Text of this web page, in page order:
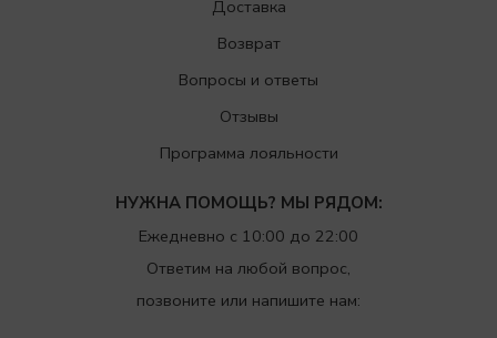
Доставка
Возврат
Вопросы и ответы
Отзывы
Программа лояльности
НУЖНА ПОМОЩЬ? МЫ РЯДОМ:
Ежедневно с 10:00 до 22:00
Ответим на любой вопрос,
позвоните или напишите нам: